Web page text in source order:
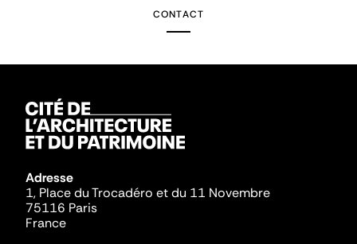
CONTACT
Adresse
1, Place du Trocadéro et du 11 Novembre
75116 Paris
France